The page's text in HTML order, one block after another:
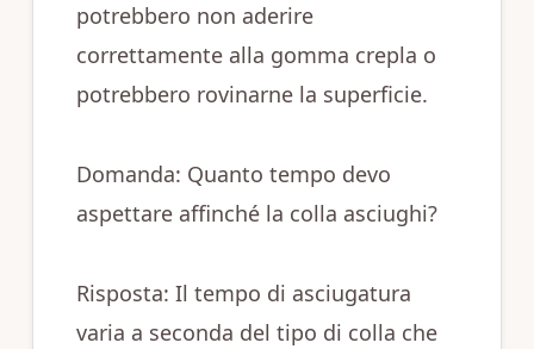
potrebbero non aderire
correttamente alla gomma crepla o
potrebbero rovinarne la superficie.
Domanda: Quanto tempo devo
aspettare affinché la colla asciughi?
Risposta: Il tempo di asciugatura
varia a seconda del tipo di colla che